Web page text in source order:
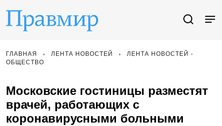
ГЛАВНАЯ ЛЕНТА НОВОСТЕЙ
ЛЕНТА НОВОСТЕЙ -
ОБЩЕСТВО
Московские гостиницы разместят
врачей, работающих с
коронавирусными больными